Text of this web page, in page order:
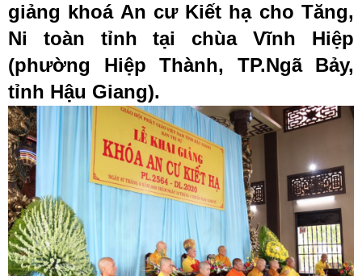
giảng khoá An cư Kiết hạ cho Tăng,
Ni toàn tỉnh tại chùa Vĩnh Hiệp
(phường Hiệp Thành, TP.Ngã Bảy,
tỉnh Hậu Giang).